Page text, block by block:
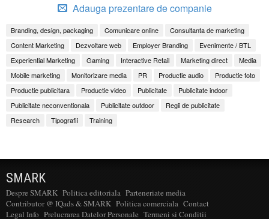
Adauga prezentare de companie
Branding, design, packaging Comunicare online
Consultanta de marketing
Content Marketing
Dezvoltare web Employer Branding
Evenimente / BTL
Experiential Marketing
Gaming Interactive Retail Marketing direct
Media
Mobile marketing
Monitorizare media PR Productie audio
Productie foto
Productie publicitara
Productie video Publicitate
Publicitate indoor
Publicitate neconventionala
Publicitate outdoor
Regii de publicitate
Research
Tipografii Training
SMARK
Despre SMARK Politica editoriala Parteneriate media
Contributor @ IQads & SMARK Politica comerciala Contact
Legal Info Prelucrarea Datelor Personale Termeni si Conditii